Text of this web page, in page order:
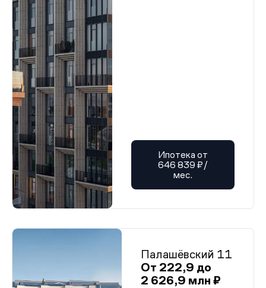
Ипотека от
646 839 ₽/
мес.
Палашёвский 11
От 222,9 до
2 626,9 млн ₽